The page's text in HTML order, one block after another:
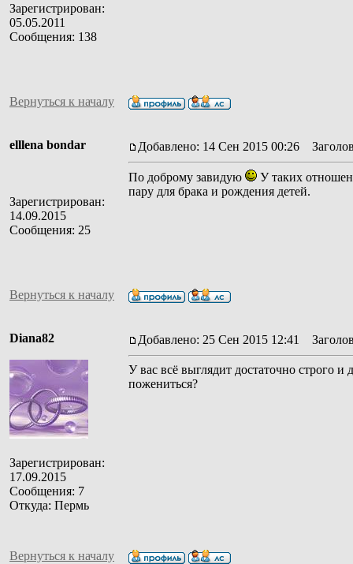
Зарегистрирован:
05.05.2011
Сообщения: 138
Вернуться к началу
elllena bondar
Зарегистрирован:
14.09.2015
Сообщения: 25
Добавлено: 14 Сен 2015 00:26
По доброму завидую
У таких
пару для брака и рождения детей.
Вернуться к началу
Diana82
Зарегистрирован:
17.09.2015
Сообщения: 7
Откуда: Пермь
Добавлено: 25 Сен 2015 12:41
У вас всё выглядит достаточно строго
пожениться?
Вернуться к началу